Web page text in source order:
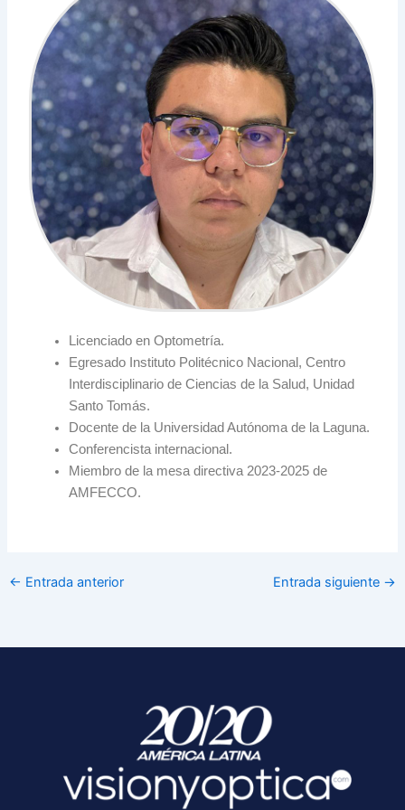
Licenciado en Optometría.
Egresado Instituto Politécnico Nacional, Centro
Interdisciplinario de Ciencias de la Salud, Unidad
Santo Tomás.
Docente de la Universidad Autónoma de la Laguna.
Conferencista internacional.
Miembro de la mesa directiva 2023-2025 de
AMFECCO.
← Entrada anterior Entrada siguiente →